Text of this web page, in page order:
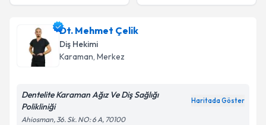
Dt. Mehmet Çelik
Diş Hekimi
Karaman, Merkez
Dentelite Karaman Ağız Ve Diş Sağlığı
Polikliniği
Haritada Göster
Ahiosman, 36. Sk. NO: 6 A, 70100